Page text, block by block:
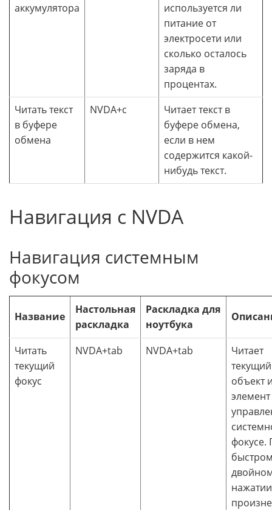
аккумулятора
используется ли
питание от
электросети или
сколько осталось
заряда в
процентах.
Читать текст
в буфере
обмена
NVDA+c
Читает текст в
буфере обмена,
если в нем
содержится какой-
нибудь текст.
Навигация с NVDA
Навигация системным
фокусом
Название
Настольная
раскладка
Раскладка для
ноутбука
Читать
текущий
фокус
NVDA+tab NVDA+tab
Читает
текущий
объект
элемент
фокусе.
нажатии